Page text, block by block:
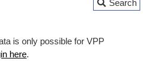
Search
is only possible for VPP
here.